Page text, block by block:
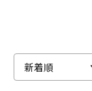
ベース
新着順